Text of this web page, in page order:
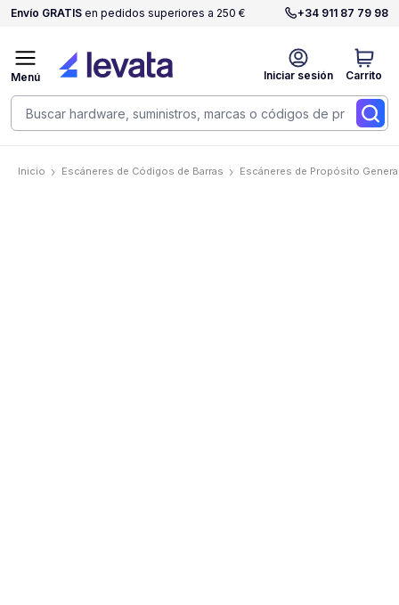
Envío GRATIS en pedidos superiores a 250 € +34 911 87 79 98
Iniciar sesión Carrito
Menú
Inicio Escáneres de Códigos de Barras Escáneres de Propósito